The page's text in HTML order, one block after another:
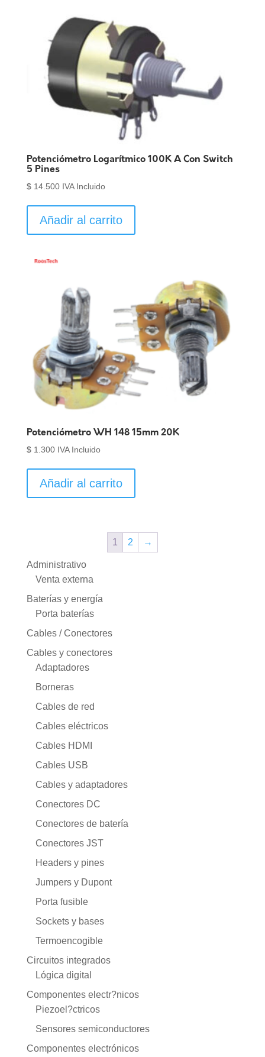
Potenciómetro Logarítmico 100K A Con Switch
5 Pines
$14.500 IVA Incluido
Añadir al carrito
Potenciómetro WH 148 15mm 20K
$1.300 IVA Incluido
Añadir al carrito
1 2 →
Administrativo
Venta externa
Baterías y energía
Porta baterías
Cables / Conectores
Cables y conectores
Adaptadores
Borneras
Cables de red
Cables eléctricos
Cables HDMI
Cables USB
Cables y adaptadores
Conectores DC
Conectores de batería
Conectores JST
Headers y pines
Jumpers y Dupont
Porta fusible
Sockets y bases
Termoencogible
Circuitos integrados
Lógica digital
Componentes electr?nicos
Piezoel?ctricos
Sensores semiconductores
Componentes electrónicos